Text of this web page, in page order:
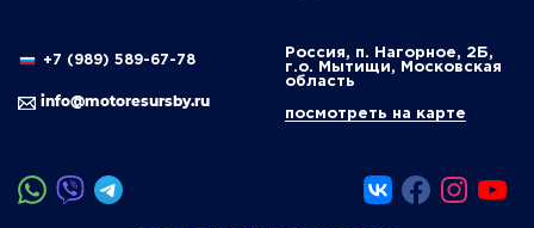
+7 (989) 589-67-78
info@motoresursby.ru
Россия, п. Нагорное, 2Б,
г.о. Мытищи, Московская
область
посмотреть на карте